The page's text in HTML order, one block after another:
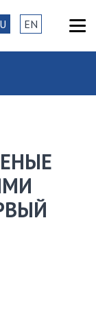
EN